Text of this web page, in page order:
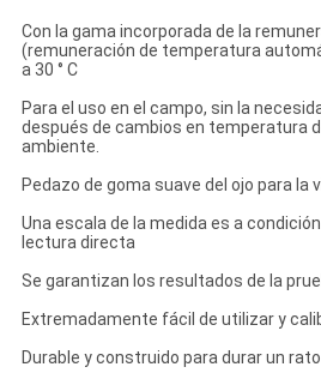
Con la gama incorporada de la
(remuneración de temperatura
a 30 ° C
Para el uso en el campo, sin la
después de cambios en temperatura
ambiente.
Pedazo de goma suave del ojo para la
Una escala de la medida es a
lectura directa
Se garantizan los resultados de la
Extremadamente fácil de utilizar y
Durable y construido para durar un